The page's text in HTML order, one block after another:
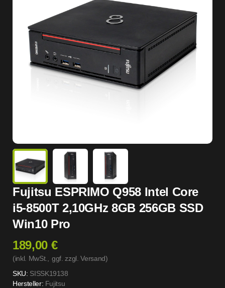
Fujitsu ESPRIMO Q958 Intel Core
i5-8500T 2,10GHz 8GB 256GB SSD
Win10 Pro
189,00 €
(inkl. MwSt., ggf. zzgl. Versand)
SKU: SISSK19138
Hersteller: Fujitsu